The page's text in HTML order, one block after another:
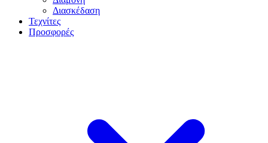
Διασκέδαση
Τεχνίτες
Προσφορές